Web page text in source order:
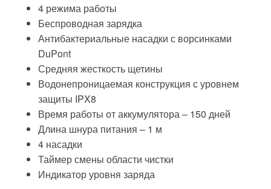
4 режима работы
Беспроводная зарядка
Антибактериальные насадки с ворсинками
DuPont
Средняя жесткость щетины
Водонепроницаемая конструкция с уровнем
защиты IPX8
Время работы от аккумулятора– 150 дней
Длина шнура питания – 1 м
4 насадки
Таймер смены области чистки
Индикатор уровня заряда